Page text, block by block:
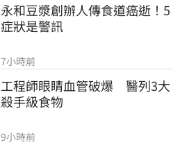
永和豆漿創辦人傳食道癌逝！5
症狀是警訊
7小時前
工程師眼睛血管破爆　醫列3大
殺手級食物
9小時前